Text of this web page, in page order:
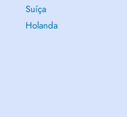
Suíça
Holanda